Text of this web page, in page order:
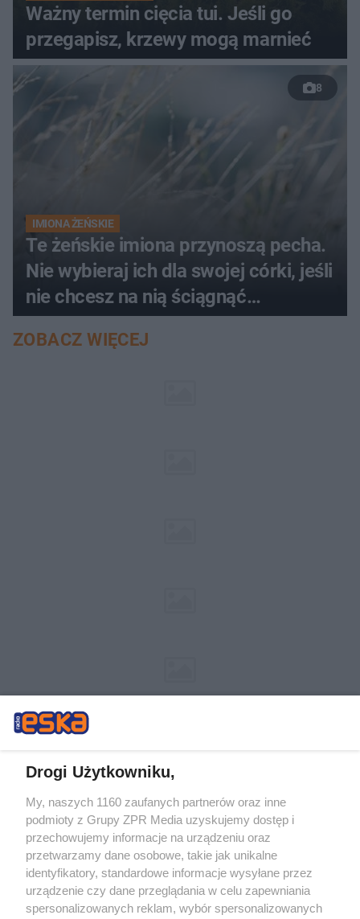
Ważny termin cięcia tui. Jeśli go
przegapisz, krzewy mogą marnieć
8
IMIONA ŻEŃSKIE
Te żeńskie imiona przynoszą pecha.
Nie wybieraj ich dla swojej córki, jeśli
nie chcesz na nią ściągnąć
nieszczęścia
ZOBACZ WIĘCEJ
Żaden utwór zamieszczony w serwisie nie może być powielany i
rozpowszechniany lub dalej rozpowszechniany w jakikolwiek sposób (w
tym także elektroniczny lub mechaniczny) na jakimkolwiek polu
eksploatacji w jakiejkolwiek formie, włącznie z umieszczaniem w Internecie
bez pisemnej zgody właściciela praw. Jakiekolwiek użycie lub
wykorzystanie utworów w całości lub w części z naruszeniem prawa, tzn.
bez właściwej zgody, jest zabronione pod groźbą kary i może być ścigane
prawnie.
Drogi Użytkowniku,
My, naszych 1160 zaufanych partnerów oraz inne
podmioty z Grupy ZPR Media uzyskujemy dostęp i
przechowujemy informacje na urządzeniu oraz
przetwarzamy dane osobowe, takie jak unikalne
identyfikatory, standardowe informacje wysyłane przez
urządzenie czy dane przeglądania w celu zapewniania
spersonalizowanych reklam, wybór spersonalizowanych